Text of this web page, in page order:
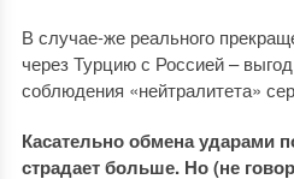
В случае-же реального
через Турцию с Россией –
соблюдения «нейтралитета»
Касательно обмена ударами
страдает больше. Но (не